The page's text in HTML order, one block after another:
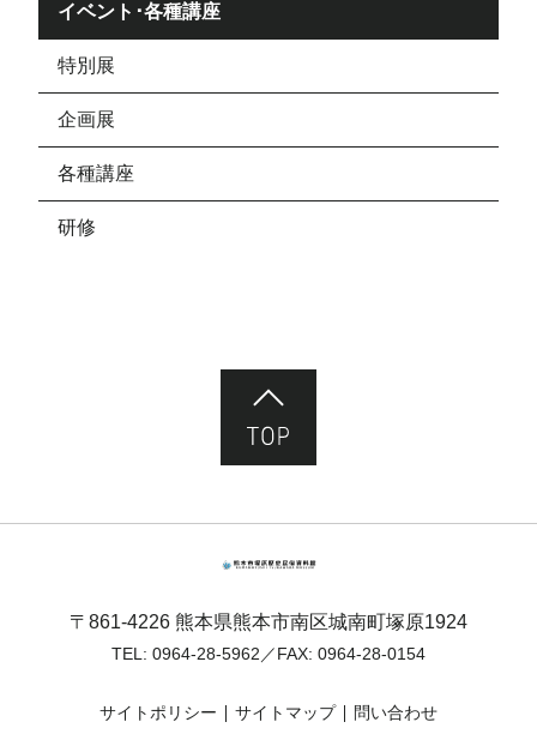
イベント･各種講座
特別展
企画展
各種講座
研修
〒861-4226 熊本県熊本市南区城南町塚原1924
TEL: 0964-28-5962 ／FAX: 0964-28-0154
サイトポリシー サイトマップ 問い合わせ